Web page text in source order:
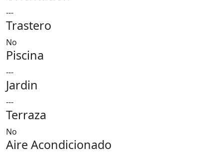
---
Trastero
No
Piscina
---
Jardin
---
Terraza
No
Aire Acondicionado